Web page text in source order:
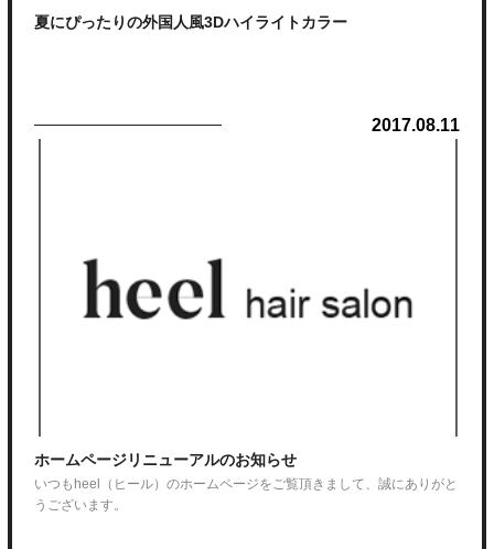
夏にぴったりの外国人風3Dハイライトカラー
2017.08.11
ホームページリニューアルのお知らせ
いつもheel（ヒール）のホームページをご覧頂きまして、誠にありがと
うございます。